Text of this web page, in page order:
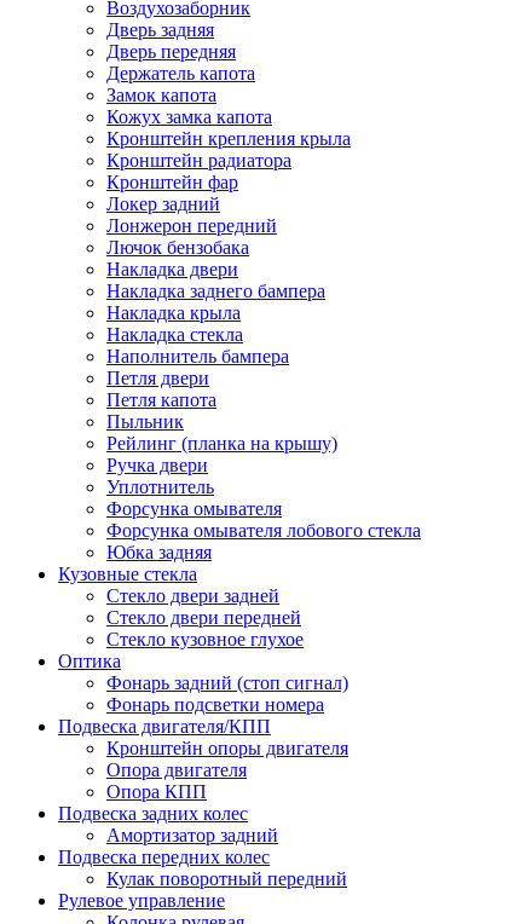
Воздухозаборник
Дверь задняя
Дверь передняя
Держатель капота
Замок капота
Кожух замка капота
Кронштейн крепления крыла
Кронштейн радиатора
Кронштейн фар
Локер задний
Лонжерон передний
Лючок бензобака
Накладка двери
Накладка заднего бампера
Накладка крыла
Накладка стекла
Наполнитель бампера
Петля двери
Петля капота
Пыльник
Рейлинг (планка на крышу)
Ручка двери
Уплотнитель
Форсунка омывателя
Форсунка омывателя лобового стекла
Юбка задняя
Кузовные стекла
Стекло двери задней
Стекло двери передней
Стекло кузовное глухое
Оптика
Фонарь задний (стоп сигнал)
Фонарь подсветки номера
Подвеска двигателя/КПП
Кронштейн опоры двигателя
Опора двигателя
Опора КПП
Подвеска задних колес
Амортизатор задний
Подвеска передних колес
Кулак поворотный передний
Рулевое управление